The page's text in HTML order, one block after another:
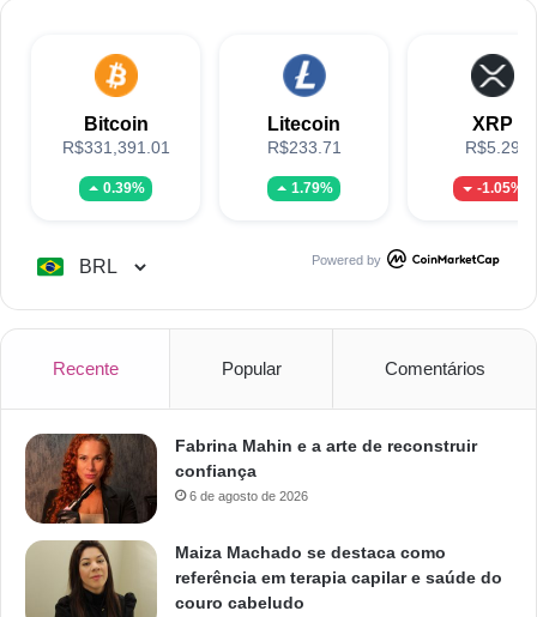
Bitcoin
R$331,391.01
0.39%
Litecoin
R$233.71
1.79%
XRP
R$5.29
-1.05%
Powered by
Recente Popular Comentários
Fabrina Mahin e a arte de reconstruir
confiança
6 de agosto de 2026
Maiza Machado se destaca como
referência em terapia capilar e saúde do
couro cabeludo